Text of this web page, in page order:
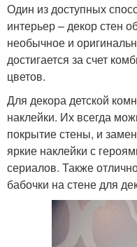
Один из доступных
интерьер – декор стен
необычное и
достигается за счет
цветов.
Для декора детской
наклейки. Их всегда
покрытие стены, и
яркие наклейки с
сериалов. Также
бабочки на стене для